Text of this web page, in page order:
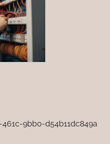
9bb0-d54b11dc849a